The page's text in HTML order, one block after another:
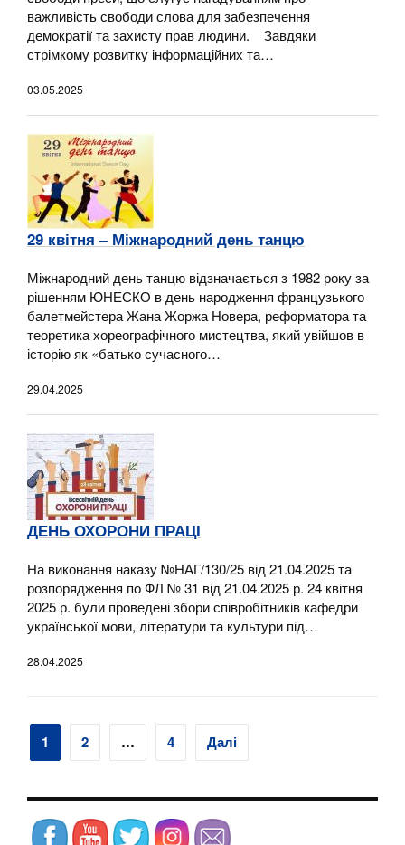
важливість свободи слова для забезпечення
демократії та захисту прав людини. Завдяки
стрімкому розвитку інформаційних та…
03.05.2025
29 квітня – Міжнародний день танцю
Міжнародний день танцю відзначається з 1982 року за
рішенням ЮНЕСКО в день народження французького
балетмейстера Жана Жоржа Новера, реформатора та
теоретика хореографічного мистецтва, який увійшов в
історію як «батько сучасного…
29.04.2025
ДЕНЬ ОХОРОНИ ПРАЦІ
На виконання наказу №НАГ/130/25 від 21.04.2025 та
розпорядження по ФЛ № 31 від 21.04.2025 р. 24 квітня
2025 р. були проведені збори співробітників кафедри
української мови, літератури та культури під…
28.04.2025
Навігація
записів
1 2 … 4 Далі